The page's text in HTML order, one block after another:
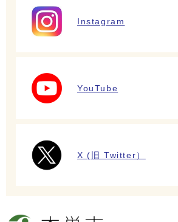
Instagram
YouTube
X (旧 Twitter）